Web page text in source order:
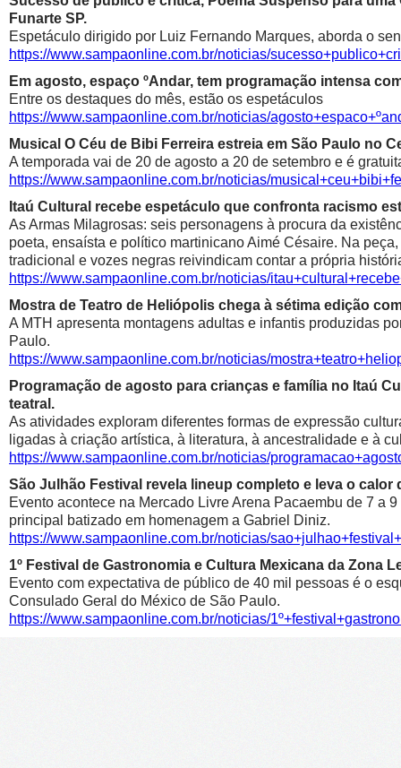
Funarte SP.
Espetáculo dirigido por Luiz Fernando Marques, aborda o
https://www.sampaonline.com.br/noticias/
Em agosto, espaço ºAndar, tem programação intensa
Entre os destaques do mês, estão os espetáculos
https://www.sampaonline.com.br/noticias/
Musical O Céu de Bibi Ferreira estreia em São Paulo no
A temporada vai de 20 de agosto a 20 de setembro e é
https://www.sampaonline.com.br/noticias/
Itaú Cultural recebe espetáculo que confronta racismo
As Armas Milagrosas: seis personagens à procura da
poeta, ensaísta e político martinicano Aimé Césaire. Na
tradicional e vozes negras reivindicam contar a própria
https://www.sampaonline.com.br/noticias/
Mostra de Teatro de Heliópolis chega à sétima edição
A MTH apresenta montagens adultas e infantis produzidas
Paulo.
https://www.sampaonline.com.br/noticias/
Programação de agosto para crianças e família no Itaú
teatral.
As atividades exploram diferentes formas de expressão
ligadas à criação artística, à literatura, à ancestralidade e à
https://www.sampaonline.com.br/noticias/
São Julhão Festival revela lineup completo e leva o calor
Evento acontece na Mercado Livre Arena Pacaembu de 7 a
principal batizado em homenagem a Gabriel Diniz.
https://www.sampaonline.com.br/noticias/
1º Festival de Gastronomia e Cultura Mexicana da Zona
Evento com expectativa de público de 40 mil pessoas é o
Consulado Geral do México de São Paulo.
https://www.sampaonline.com.br/noticias/